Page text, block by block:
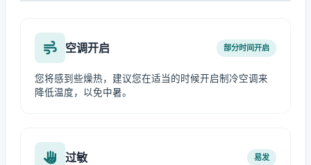
空调开启 部分时间开启
您将感到些燥热，建议您在适当的时候开启制冷空调来
降低温度，以免中暑。
过敏 易发